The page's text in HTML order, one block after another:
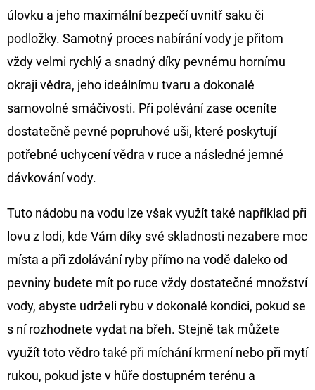
úlovku a jeho maximální bezpečí uvnitř saku či
podložky. Samotný proces nabírání vody je přitom
vždy velmi rychlý a snadný díky pevnému hornímu
okraji vědra, jeho ideálnímu tvaru a dokonalé
samovolné smáčivosti. Při polévání zase oceníte
dostatečně pevné popruhové uši, které poskytují
potřebné uchycení vědra v ruce a následné jemné
dávkování vody.
Tuto nádobu na vodu lze však využít také například při
lovu z lodi, kde Vám díky své skladnosti nezabere moc
místa a při zdolávání ryby přímo na vodě daleko od
pevniny budete mít po ruce vždy dostatečné množství
vody, abyste udrželi rybu v dokonalé kondici, pokud se
s ní rozhodnete vydat na břeh. Stejně tak můžete
využít toto vědro také při míchání krmení nebo při mytí
rukou, pokud jste v hůře dostupném terénu a
OLOVĚNÁ
ZÁTĚŽ
DELPHIN
CYBERBARBED
S
Kč
40